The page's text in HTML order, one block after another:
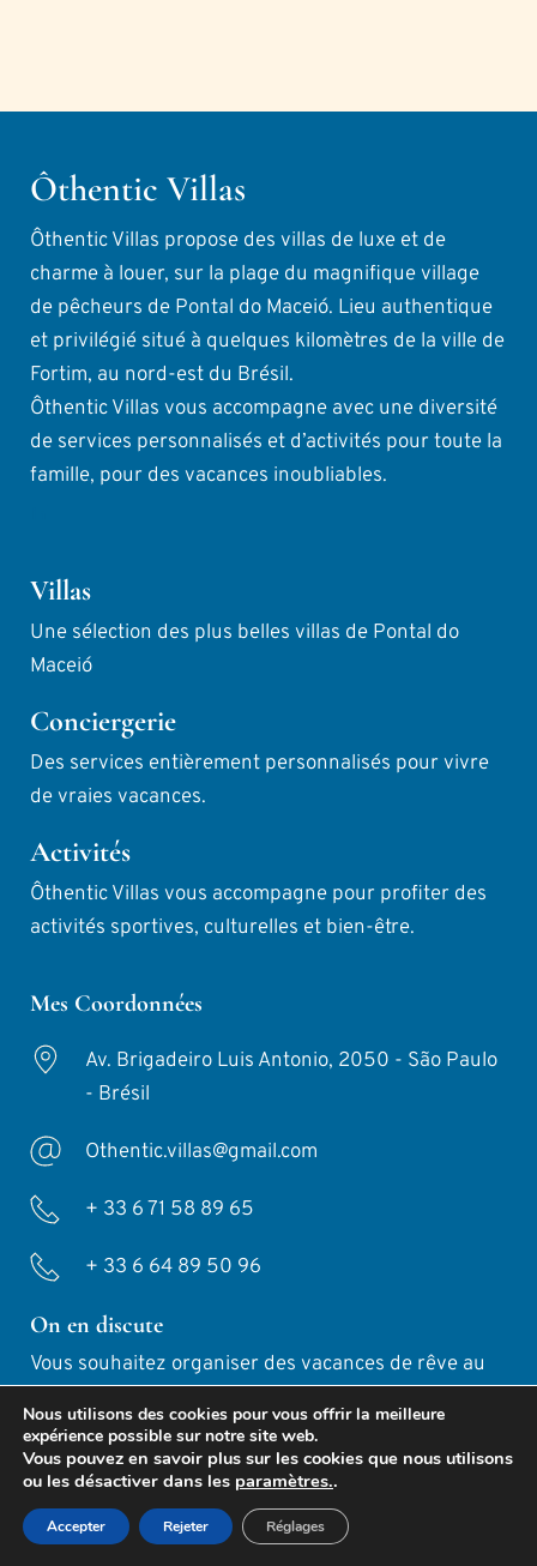
Ôthentic Villas
Ôthentic Villas propose des villas de luxe et de
charme à louer, sur la plage du magnifique village
de pêcheurs de Pontal do Maceió. Lieu authentique
et privilégié situé à quelques kilomètres de la ville de
Fortim, au nord-est du Brésil.
Ôthentic Villas vous accompagne avec une diversité
de services personnalisés et d’activités pour toute la
famille, pour des vacances inoubliables.
Villas
Une sélection des plus belles villas de Pontal do
Maceió
Conciergerie
Des services entièrement personnalisés pour vivre
de vraies vacances.
Activités
Ôthentic Villas vous accompagne pour profiter des
activités sportives, culturelles et bien-être.
Mes Coordonnées
Av. Brigadeiro Luis Antonio, 2050 - São Paulo
- Brésil
Othentic.villas@gmail.com
+ 33 6 71 58 89 65
+ 33 6 64 89 50 96
On en discute
Vous souhaitez organiser des vacances de rêve au
Contacter-Nous !
Nous utilisons des cookies pour vous offrir la meilleure
expérience possible sur notre site web.
Vous pouvez en savoir plus sur les cookies que nous utilisons
ou les désactiver dans les paramètres..
Accepter Rejeter Réglages